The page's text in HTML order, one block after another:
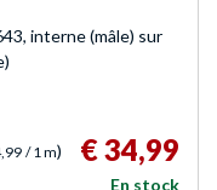
interne (mâle) sur
/ 1 m) € 34,99
En stock